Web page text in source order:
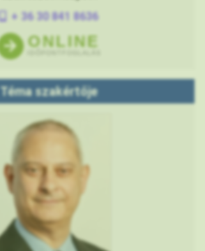
+ 36 30 841 8636
ONLINE
Téma szakértője